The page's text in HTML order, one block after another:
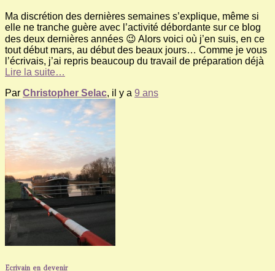
Ma discrétion des dernières semaines s’explique, même si
elle ne tranche guère avec l’activité débordante sur ce blog
des deux dernières années 😉 Alors voici où j’en suis, en ce
tout début mars, au début des beaux jours… Comme je vous
l’écrivais, j’ai repris beaucoup du travail de préparation déjà
Lire la suite…
Par Christopher Selac, il y a 9 ans
Ecrivain en devenir